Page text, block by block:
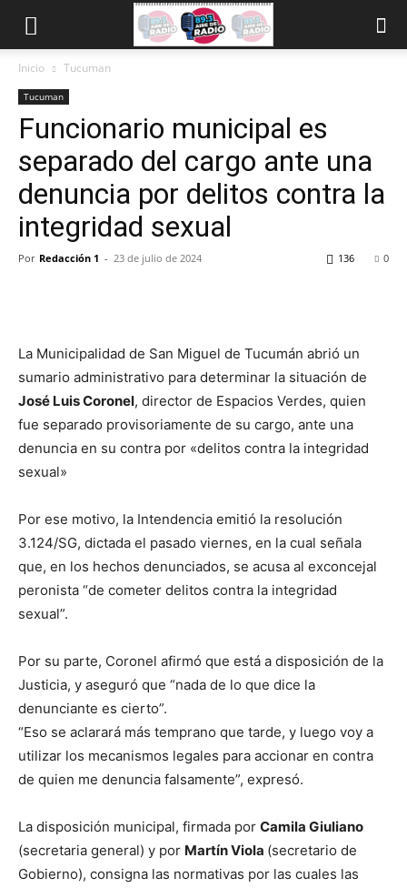
Inicio Tucuman
Tucuman
Funcionario municipal es
separado del cargo ante una
denuncia por delitos contra la
integridad sexual
Por Redacción 1 - 23 de julio de 2024 0
136
La Municipalidad de San Miguel de Tucumán abrió un
sumario administrativo para determinar la situación de
José Luis Coronel, director de Espacios Verdes, quien
fue separado provisoriamente de su cargo, ante una
denuncia en su contra por «delitos contra la integridad
sexual»
Por ese motivo, la Intendencia emitió la resolución
3.124/SG, dictada el pasado viernes, en la cual señala
que, en los hechos denunciados, se acusa al exconcejal
peronista “de cometer delitos contra la integridad
sexual”.
Por su parte, Coronel afirmó que está a disposición de la
Justicia, y aseguró que “nada de lo que dice la
denunciante es cierto”.
“Eso se aclarará más temprano que tarde, y luego voy a
utilizar los mecanismos legales para accionar en contra
de quien me denuncia falsamente”, expresó.
La disposición municipal, firmada por Camila Giuliano
(secretaria general) y por Martín Viola (secretario de
Gobierno), consigna las normativas por las cuales las